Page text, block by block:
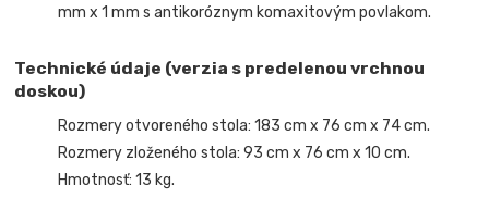
mm x 1 mm s antikoróznym komaxitovým povlakom.
Technické údaje (verzia s predelenou vrchnou
doskou)
Rozmery otvoreného stola: 183 cm x 76 cm x 74 cm.
Rozmery zloženého stola: 93 cm x 76 cm x 10 cm.
Hmotnosť: 13 kg.